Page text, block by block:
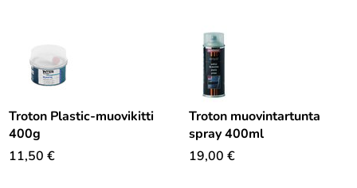
Troton Plastic-muovikitti
400g
11,50 €
Troton muovintartunta
spray 400ml
19,00 €